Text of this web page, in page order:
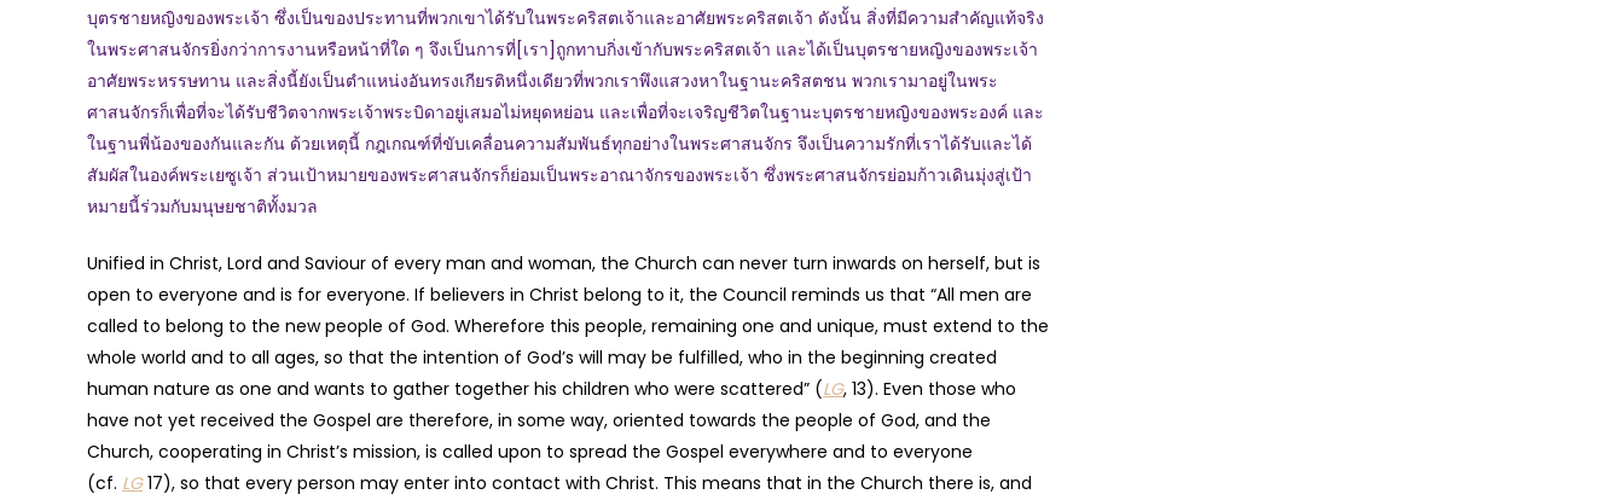
บุตรชายหญิงของพระเจ้า ซึ่งเป็นของประทานที่พวกเขาได้รับในพระคริสตเจ้าและอาศัยพระคริสตเจ้า ดังนั้น สิ่งที่มีความสำคัญแท้จริง
ในพระศาสนจักรยิ่งกว่าการงานหรือหน้าที่ใด ๆ จึงเป็นการที่[เรา]ถูกทาบกิ่งเข้ากับพระคริสตเจ้า และได้เป็นบุตรชายหญิงของพระเจ้า
อาศัยพระหรรษทาน และสิ่งนี้ยังเป็นตำแหน่งอันทรงเกียรติหนึ่งเดียวที่พวกเราพึงแสวงหาในฐานะคริสตชน พวกเรามาอยู่ในพระ
ศาสนจักรก็เพื่อที่จะได้รับชีวิตจากพระเจ้าพระบิดาอยู่เสมอไม่หยุดหย่อน และเพื่อที่จะเจริญชีวิตในฐานะบุตรชายหญิงของพระองค์ และ
ในฐานพี่น้องของกันและกัน ด้วยเหตุนี้ กฎเกณฑ์ที่ขับเคลื่อนความสัมพันธ์ทุกอย่างในพระศาสนจักร จึงเป็นความรักที่เราได้รับและได้
สัมผัสในองค์พระเยซูเจ้า ส่วนเป้าหมายของพระศาสนจักรก็ย่อมเป็นพระอาณาจักรของพระเจ้า ซึ่งพระศาสนจักรย่อมก้าวเดินมุ่งสู่เป้า
หมายนี้ร่วมกับมนุษยชาติทั้งมวล
Unified in Christ, Lord and Saviour of every man and woman, the Church can never turn inwards on herself, but is
open to everyone and is for everyone. If believers in Christ belong to it, the Council reminds us that “All men are
called to belong to the new people of God. Wherefore this people, remaining one and unique, must extend to the
whole world and to all ages, so that the intention of God’s will may be fulfilled, who in the beginning created
human nature as one and wants to gather together his children who were scattered” (LG, 13). Even those who
have not yet received the Gospel are therefore, in some way, oriented towards the people of God, and the
Church, cooperating in Christ’s mission, is called upon to spread the Gospel everywhere and to everyone
(cf. LG17), so that every person may enter into contact with Christ. This means that in the Church there is, and